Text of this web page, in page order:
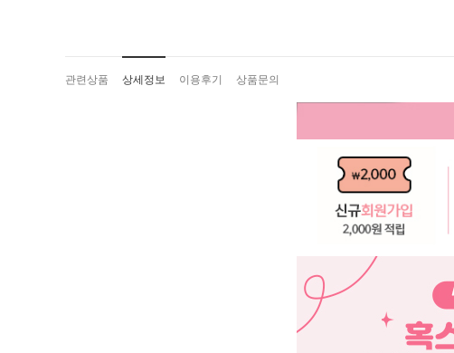
관련상품 상세정보 이용후기 상품문의